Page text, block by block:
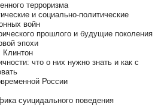
терроризма
и социально-политические
войн
прошлого и будущие поколения
эпохи
Клинтон
что о них нужно знать и как с
России
суицидального поведения